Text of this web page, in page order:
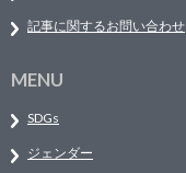
記事に関するお問い合わせ
MENU
SDGs
ジェンダー